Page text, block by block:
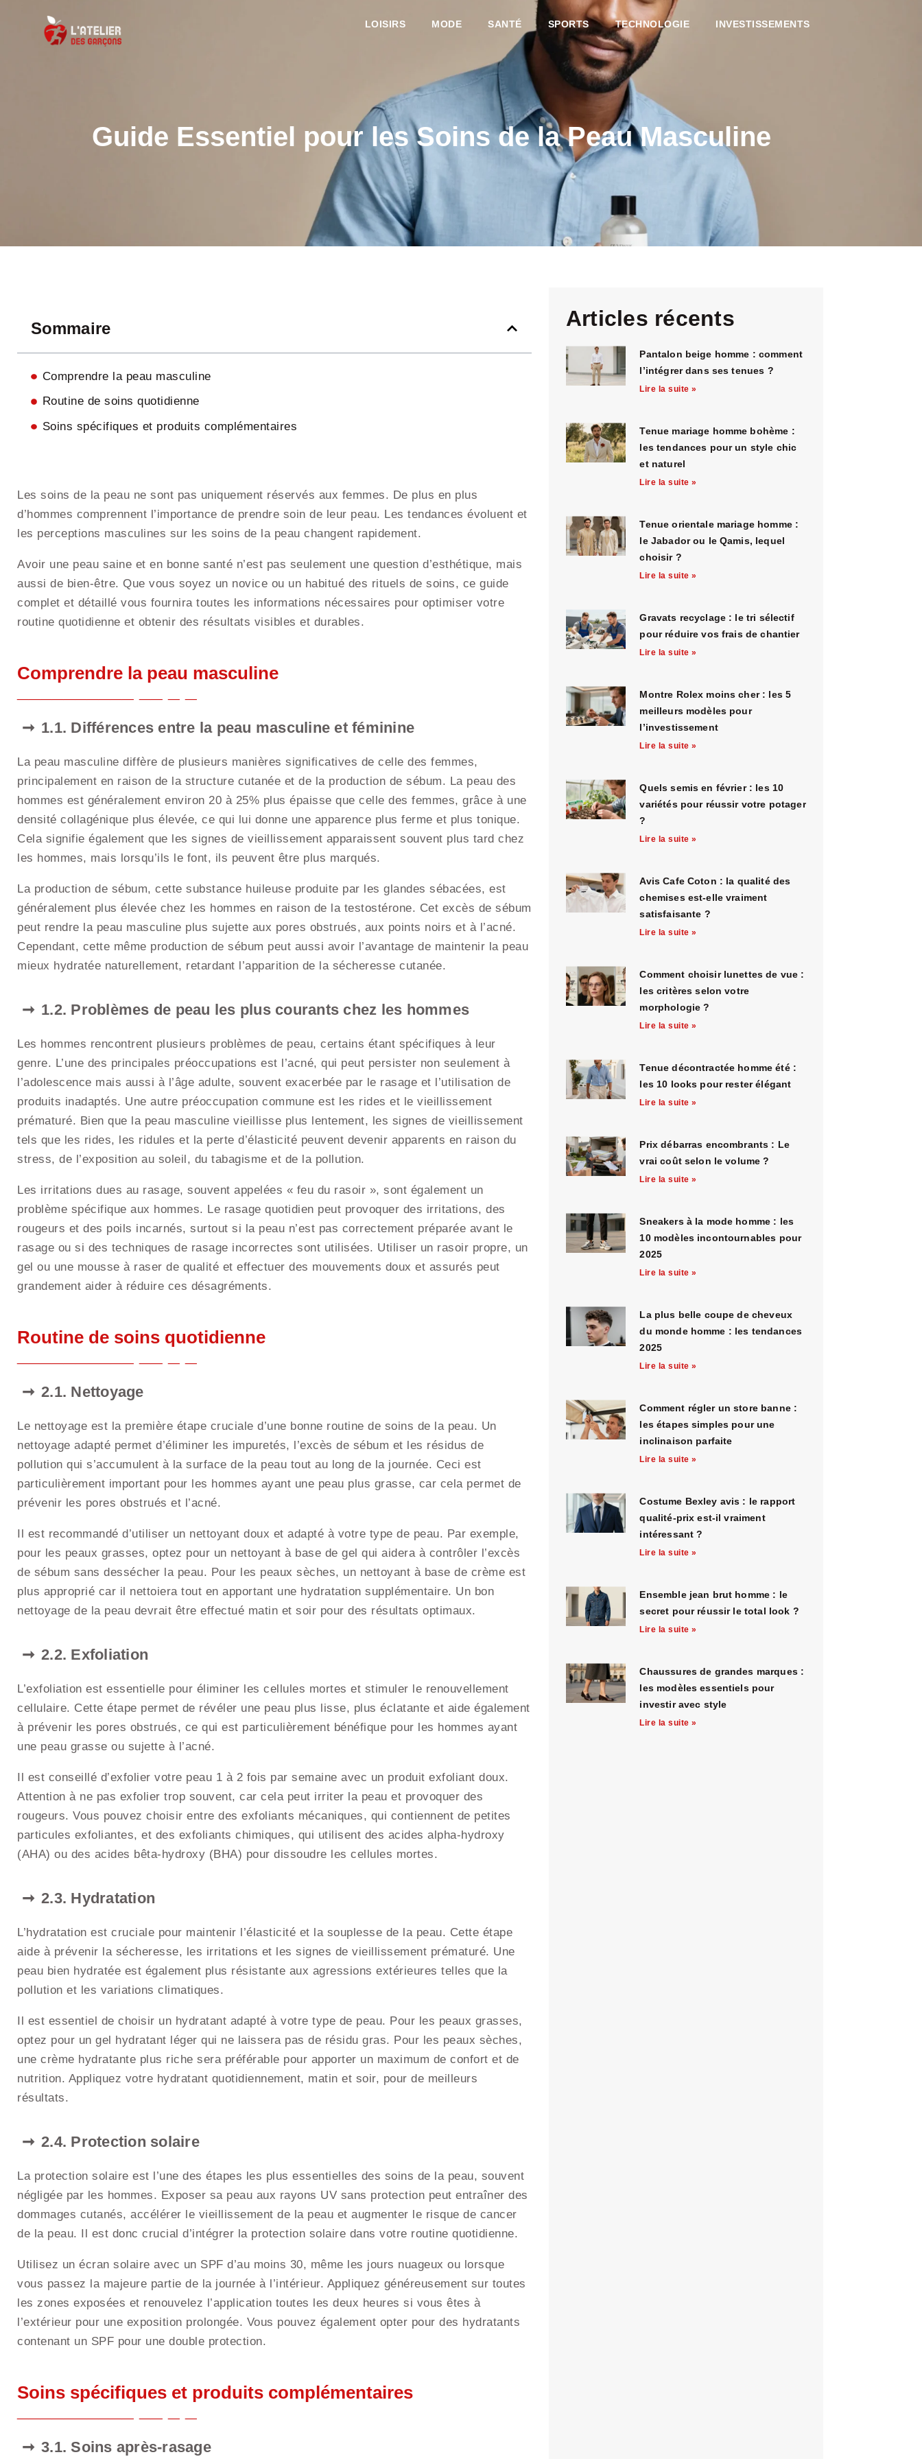
LOISIRS MODE SANTÉ SPORTS TECHNOLOGIE INVESTISSEMENTS
Guide Essentiel pour les Soins de la Peau Masculine
Sommaire
Comprendre la peau masculine
Routine de soins quotidienne
Soins spécifiques et produits complémentaires
Les soins de la peau ne sont pas uniquement réservés aux femmes. De plus en plus
d’hommes comprennent l’importance de prendre soin de leur peau. Les tendances évoluent et
les perceptions masculines sur les soins de la peau changent rapidement.
Avoir une peau saine et en bonne santé n’est pas seulement une question d’esthétique, mais
aussi de bien-être. Que vous soyez un novice ou un habitué des rituels de soins, ce guide
complet et détaillé vous fournira toutes les informations nécessaires pour optimiser votre
routine quotidienne et obtenir des résultats visibles et durables.
Comprendre la peau masculine
1.1. Différences entre la peau masculine et féminine
La peau masculine diffère de plusieurs manières significatives de celle des femmes,
principalement en raison de la structure cutanée et de la production de sébum. La peau des
hommes est généralement environ 20 à 25% plus épaisse que celle des femmes, grâce à une
densité collagénique plus élevée, ce qui lui donne une apparence plus ferme et plus tonique.
Cela signifie également que les signes de vieillissement apparaissent souvent plus tard chez
les hommes, mais lorsqu’ils le font, ils peuvent être plus marqués.
La production de sébum, cette substance huileuse produite par les glandes sébacées, est
généralement plus élevée chez les hommes en raison de la testostérone. Cet excès de sébum
peut rendre la peau masculine plus sujette aux pores obstrués, aux points noirs et à l’acné.
Cependant, cette même production de sébum peut aussi avoir l’avantage de maintenir la peau
mieux hydratée naturellement, retardant l’apparition de la sécheresse cutanée.
1.2. Problèmes de peau les plus courants chez les hommes
Les hommes rencontrent plusieurs problèmes de peau, certains étant spécifiques à leur
genre. L’une des principales préoccupations est l’acné, qui peut persister non seulement à
l’adolescence mais aussi à l’âge adulte, souvent exacerbée par le rasage et l’utilisation de
produits inadaptés. Une autre préoccupation commune est les rides et le vieillissement
prématuré. Bien que la peau masculine vieillisse plus lentement, les signes de vieillissement
tels que les rides, les ridules et la perte d’élasticité peuvent devenir apparents en raison du
stress, de l’exposition au soleil, du tabagisme et de la pollution.
Les irritations dues au rasage, souvent appelées « feu du rasoir », sont également un
problème spécifique aux hommes. Le rasage quotidien peut provoquer des irritations, des
rougeurs et des poils incarnés, surtout si la peau n’est pas correctement préparée avant le
rasage ou si des techniques de rasage incorrectes sont utilisées. Utiliser un rasoir propre, un
gel ou une mousse à raser de qualité et effectuer des mouvements doux et assurés peut
grandement aider à réduire ces désagréments.
Routine de soins quotidienne
2.1. Nettoyage
Le nettoyage est la première étape cruciale d’une bonne routine de soins de la peau. Un
nettoyage adapté permet d’éliminer les impuretés, l’excès de sébum et les résidus de
pollution qui s’accumulent à la surface de la peau tout au long de la journée. Ceci est
particulièrement important pour les hommes ayant une peau plus grasse, car cela permet de
prévenir les pores obstrués et l’acné.
Il est recommandé d’utiliser un nettoyant doux et adapté à votre type de peau. Par exemple,
pour les peaux grasses, optez pour un nettoyant à base de gel qui aidera à contrôler l’excès
de sébum sans dessécher la peau. Pour les peaux sèches, un nettoyant à base de crème est
plus approprié car il nettoiera tout en apportant une hydratation supplémentaire. Un bon
nettoyage de la peau devrait être effectué matin et soir pour des résultats optimaux.
2.2. Exfoliation
L’exfoliation est essentielle pour éliminer les cellules mortes et stimuler le renouvellement
cellulaire. Cette étape permet de révéler une peau plus lisse, plus éclatante et aide également
à prévenir les pores obstrués, ce qui est particulièrement bénéfique pour les hommes ayant
une peau grasse ou sujette à l’acné.
Il est conseillé d’exfolier votre peau 1 à 2 fois par semaine avec un produit exfoliant doux.
Attention à ne pas exfolier trop souvent, car cela peut irriter la peau et provoquer des
rougeurs. Vous pouvez choisir entre des exfoliants mécaniques, qui contiennent de petites
particules exfoliantes, et des exfoliants chimiques, qui utilisent des acides alpha-hydroxy
(AHA) ou des acides bêta-hydroxy (BHA) pour dissoudre les cellules mortes.
2.3. Hydratation
L’hydratation est cruciale pour maintenir l’élasticité et la souplesse de la peau. Cette étape
aide à prévenir la sécheresse, les irritations et les signes de vieillissement prématuré. Une
peau bien hydratée est également plus résistante aux agressions extérieures telles que la
pollution et les variations climatiques.
Il est essentiel de choisir un hydratant adapté à votre type de peau. Pour les peaux grasses,
optez pour un gel hydratant léger qui ne laissera pas de résidu gras. Pour les peaux sèches,
une crème hydratante plus riche sera préférable pour apporter un maximum de confort et de
nutrition. Appliquez votre hydratant quotidiennement, matin et soir, pour de meilleurs
résultats.
2.4. Protection solaire
La protection solaire est l’une des étapes les plus essentielles des soins de la peau, souvent
négligée par les hommes. Exposer sa peau aux rayons UV sans protection peut entraîner des
dommages cutanés, accélérer le vieillissement de la peau et augmenter le risque de cancer
de la peau. Il est donc crucial d’intégrer la protection solaire dans votre routine quotidienne.
Utilisez un écran solaire avec un SPF d’au moins 30, même les jours nuageux ou lorsque
vous passez la majeure partie de la journée à l’intérieur. Appliquez généreusement sur toutes
les zones exposées et renouvelez l’application toutes les deux heures si vous êtes à
l’extérieur pour une exposition prolongée. Vous pouvez également opter pour des hydratants
contenant un SPF pour une double protection.
Soins spécifiques et produits complémentaires
3.1. Soins après-rasage
Articles récents
Pantalon beige homme : comment
l’intégrer dans ses tenues ?
Lire la suite »
Tenue mariage homme bohème :
les tendances pour un style chic
et naturel
Lire la suite »
Tenue orientale mariage homme :
le Jabador ou le Qamis, lequel
choisir ?
Lire la suite »
Gravats recyclage : le tri sélectif
pour réduire vos frais de chantier
Lire la suite »
Montre Rolex moins cher : les 5
meilleurs modèles pour
l’investissement
Lire la suite »
Quels semis en février : les 10
variétés pour réussir votre potager
?
Lire la suite »
Avis Cafe Coton : la qualité des
chemises est-elle vraiment
satisfaisante ?
Lire la suite »
Comment choisir lunettes de vue :
les critères selon votre
morphologie ?
Lire la suite »
Tenue décontractée homme été :
les 10 looks pour rester élégant
Lire la suite »
Prix débarras encombrants : Le
vrai coût selon le volume ?
Lire la suite »
Sneakers à la mode homme : les
10 modèles incontournables pour
2025
Lire la suite »
La plus belle coupe de cheveux
du monde homme : les tendances
2025
Lire la suite »
Comment régler un store banne :
les étapes simples pour une
inclinaison parfaite
Lire la suite »
Costume Bexley avis : le rapport
qualité-prix est-il vraiment
intéressant ?
Lire la suite »
Ensemble jean brut homme : le
secret pour réussir le total look ?
Lire la suite »
Chaussures de grandes marques :
les modèles essentiels pour
investir avec style
Lire la suite »